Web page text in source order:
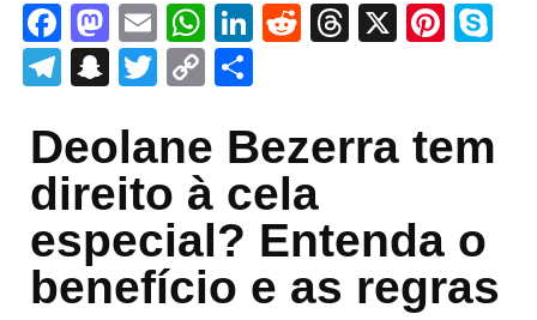
F
a
c
e
b
o
o
k
M
a
st
o
d
o
n
E
m
ail
W
h
at
s
A
p
p
Li
e
dI
n
R
di
t
T
a
d
X
Pi
e
st
e
T
e
gr
a
m
S
a
p
c
h
at
T
tt
er
C
p
y
Li
n
k
ar
e
Deolane Bezerra tem
direito à cela
especial? Entenda o
benefício e as regras